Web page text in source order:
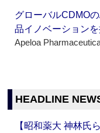
グローバルCDMO
品イノベーション
Apeloa
HEADLINE
【昭和薬大 神林氏